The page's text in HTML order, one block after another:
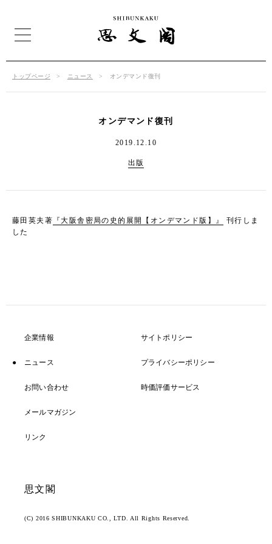
トップページ ニュース オンデマンド復刊
オンデマンド復刊
2019.12.10
出版
藤田英夫著 『大阪舎密局の史的展開【オンデマンド版】』
刊行しま
した
企業情報
ニュース
お問い合わせ
メールマガジン
リンク
サイトポリシー
プライバシーポリシー
時価評価サービス
思文閣
(C) 2016 SHIBUNKAKU CO., LTD. All Rights Reserved.